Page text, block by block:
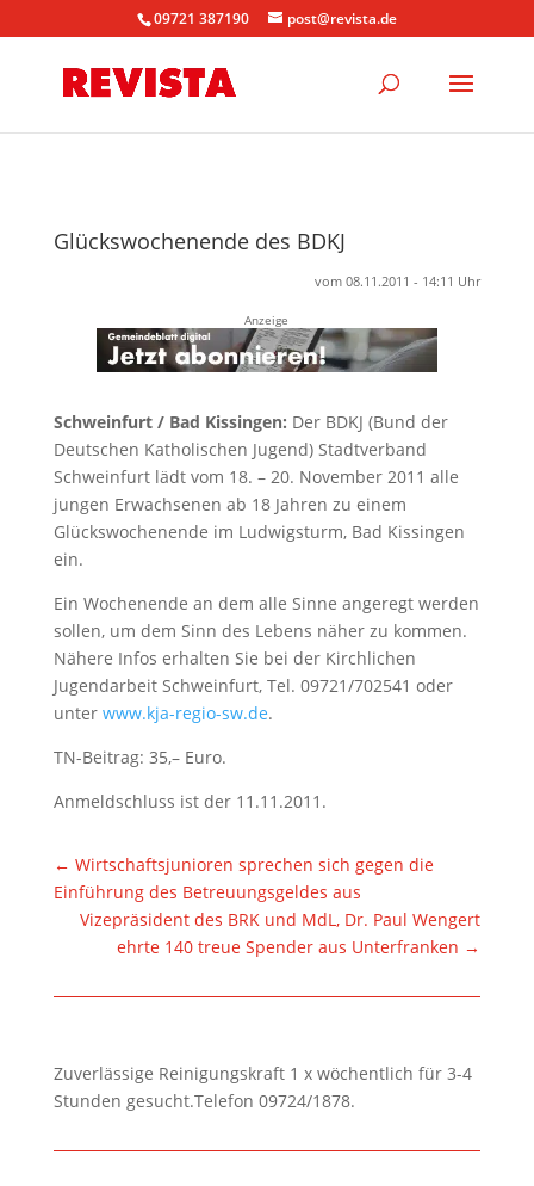
09721 387190 post@revista.de
Glückswochenende des BDKJ
vom 08.11.2011 - 14:11 Uhr
Anzeige
Schweinfurt / Bad Kissingen: Der BDKJ (Bund der
Deutschen Katholischen Jugend) Stadtverband
Schweinfurt lädt vom 18. – 20. November 2011 alle
jungen Erwachsenen ab 18 Jahren zu einem
Glückswochenende im Ludwigsturm, Bad Kissingen
ein.
Ein Wochenende an dem alle Sinne angeregt werden
sollen, um dem Sinn des Lebens näher zu kommen.
Nähere Infos erhalten Sie bei der Kirchlichen
Jugendarbeit Schweinfurt, Tel. 09721/702541 oder
unter www.kja-regio-sw.de.
TN-Beitrag: 35,– Euro.
Anmeldschluss ist der 11.11.2011.
← Wirtschaftsjunioren sprechen sich gegen die
Einführung des Betreuungsgeldes aus
Vizepräsident des BRK und MdL, Dr. Paul Wengert
ehrte 140 treue Spender aus Unterfranken →
Zuverlässige Reinigungskraft 1 x wöchentlich für 3-4
Stunden gesucht.Telefon 09724/1878.